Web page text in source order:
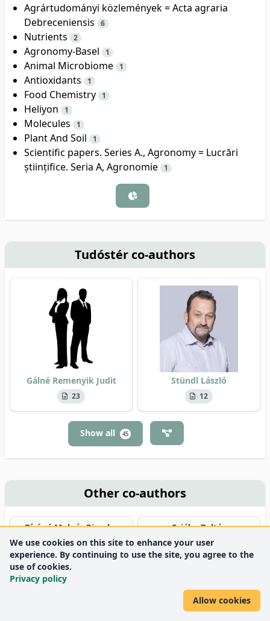
Agrártudományi közlemények = Acta agraria
Debreceniensis
6
Nutrients 2
Agronomy-Basel 1
Animal Microbiome 1
Antioxidants 1
Food Chemistry 1
Heliyon 1
Molecules 1
Plant And Soil 1
Scientific papers. Series A., Agronomy = Lucrări
științifice. Seria A, Agronomie
1
Tudóstér co-authors
Gálné Remenyik Judit
23
Stündl László
12
Show all 45
Other co-authors
Bíróné Molnár Piroska
5
Cziáky Zoltán
4
Stágel Anikó
1
We use cookies on this site to enhance your user
experience. By continuing to use the site, you agree to the
use of cookies.
Privacy policy
Allow cookies